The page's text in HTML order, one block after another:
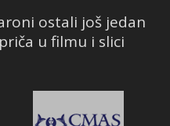
ostali još jedan
u filmu i slici